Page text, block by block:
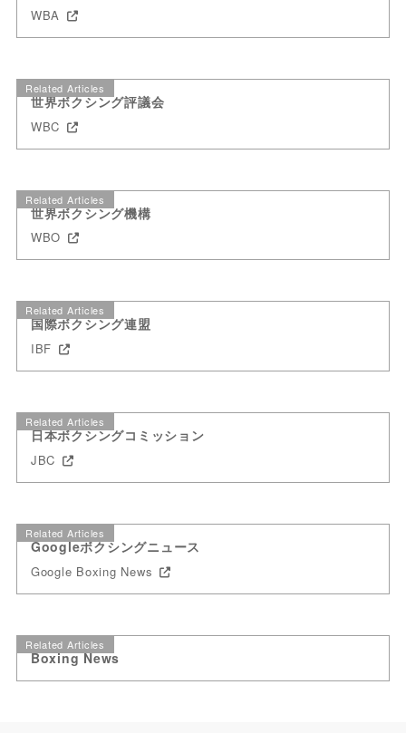
WBA
Related Articles
世界ボクシング評議会
WBC
Related Articles
世界ボクシング機構
WBO
Related Articles
国際ボクシング連盟
IBF
Related Articles
日本ボクシングコミッション
JBC
Related Articles
Googleボクシングニュース
Google Boxing News
Related Articles
Boxing News